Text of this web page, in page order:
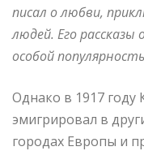
писал о любви,
людей. Его рассказы
особой
Однако в 1917 году
эмигрировал в
городах Европы и